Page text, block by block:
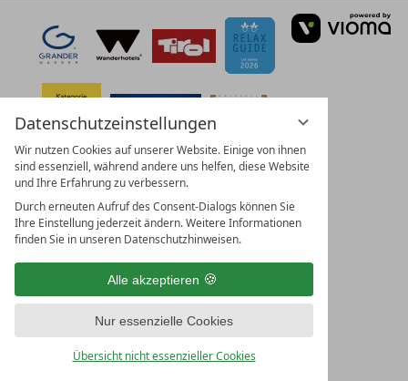
Datenschutzeinstellungen
Wir nutzen Cookies auf unserer Website. Einige von ihnen
sind essenziell, während andere uns helfen, diese Website
und Ihre Erfahrung zu verbessern.
Durch erneuten Aufruf des Consent-Dialogs können Sie
Ihre Einstellung jederzeit ändern. Weitere Informationen
finden Sie in unseren Datenschutzhinweisen.
Alle akzeptieren
Nur essenzielle Cookies
Übersicht nicht essenzieller Cookies